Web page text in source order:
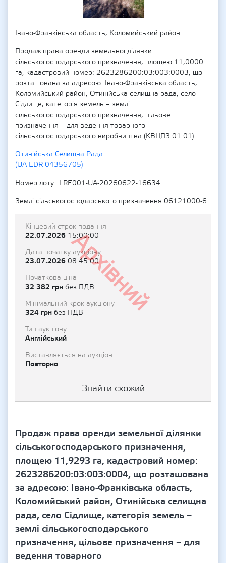
Івано-Франківська область, Коломийський район
Продаж права оренди земельної ділянки
сільськогосподарського призначення, площею 11,0000
га, кадастровий номер: 2623286200:03:003:0003, що
розташована за адресою: Івано-Франківська область,
Коломийський район, Отинійська селищна рада, село
Сідлище, категорія земель – землі
сільськогосподарського призначення, цільове
призначення – для ведення товарного
сільськогосподарського виробництва (КВЦПЗ 01.01)
Отинійська Селищна Рада
(UA-EDR 04356705)
Номер лоту
LRE001-UA-20260622-16634
Землі сільськогосподарського призначення 06121000-6
Архівний
Кінцевий строк подання
22.07.2026 15:00:00
Дата початку аукціону
23.07.2026 08:45:00
Початкова ціна
32 382 грн без ПДВ
Мінімальний крок аукціону
324 грн без ПДВ
Тип аукціону
Англійський
Виставляється на аукціон
Повторно
Знайти схожий
Продаж права оренди земельної ділянки
сільськогосподарського призначення,
площею 11,9293 га, кадастровий номер:
2623286200:03:003:0004, що розташована
за адресою: Івано-Франківська область,
Коломийський район, Отинійська селищна
рада, село Сідлище, категорія земель –
землі сільськогосподарського
призначення, цільове призначення – для
ведення товарного